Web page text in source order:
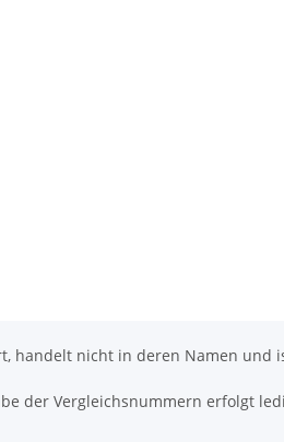
handelt nicht in deren Namen und
der Vergleichsnummern erfolgt